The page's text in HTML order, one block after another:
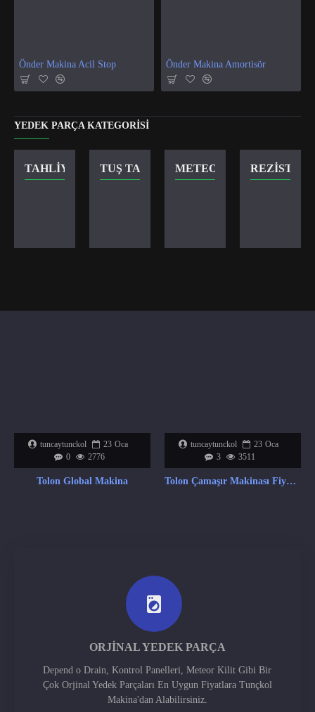
Önder Makina Acil Stop Önder Makina Amortisör
YEDEK PARÇA KATEGORISI
TAHLIYE VANASITUŞ TAKIMI METEOR KILITREZISTANS
tuncaytunckol 23 Oca
0
2776
Tolon Global Makina
tuncaytunckol 23 Oca
3
3511
Tolon Çamaşır Makinası Fiyat Listesi
ORJINAL YEDEK PARÇA
Depend o Drain, Kontrol Panelleri, Meteor Kilit Gibi Bir
Çok Orjinal Yedek Parçaları En Uygun Fiyatlara Tunçkol
Makina'dan Alabilirsiniz.